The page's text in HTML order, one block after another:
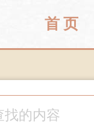
首 页